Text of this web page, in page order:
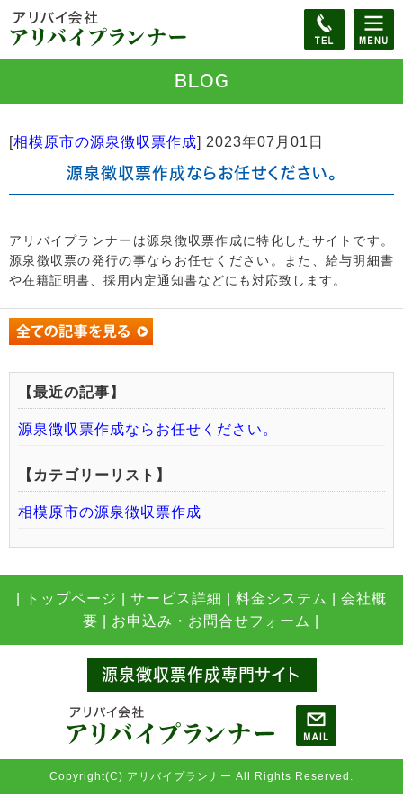
BLOG
[相模原市の源泉徴収票作成] 2023年07月01日
源泉徴収票作成ならお任せください。
アリバイプランナーは源泉徴収票作成に特化したサイトです。
源泉徴収票の発行の事ならお任せください。また、給与明細書
や在籍証明書、採用内定通知書などにも対応致します。
【最近の記事】
源泉徴収票作成ならお任せください。
【カテゴリーリスト】
相模原市の源泉徴収票作成
トップページ サービス詳細 料金システム
会社概
要
お申込み・お問合せフォーム |
源泉徴収票作成専門サイト
Copyright(C) アリバイプランナー All Rights Reserved.